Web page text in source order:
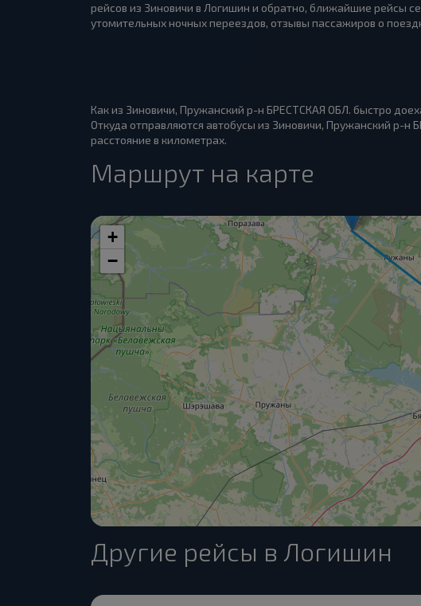
рейсов из Зиновичи в Логишин и обратно, ближайшие рейсы
утомительных ночных переездов, отзывы пассажиров о
Как из Зиновичи, Пружанский р-н БРЕСТСКАЯ ОБЛ. быстро
Откуда отправляются автобусы из Зиновичи, Пружанский р-н
расстояние в километрах.
Маршрут на карте
+
−
Другие рейсы в Логишин